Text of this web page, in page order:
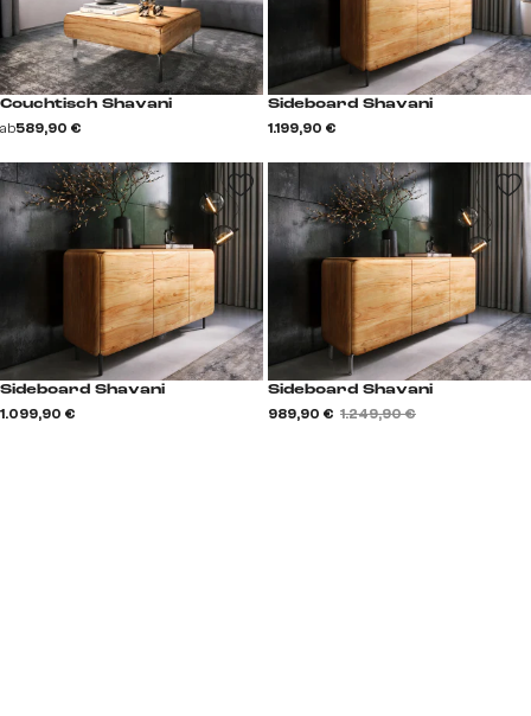
Couchtisch Shavani
ab589,90 €
Sideboard Shavani
1.199,90 €
Sideboard Shavani
1.099,90 €
Sideboard Shavani
989,90 € 1.249,90 €